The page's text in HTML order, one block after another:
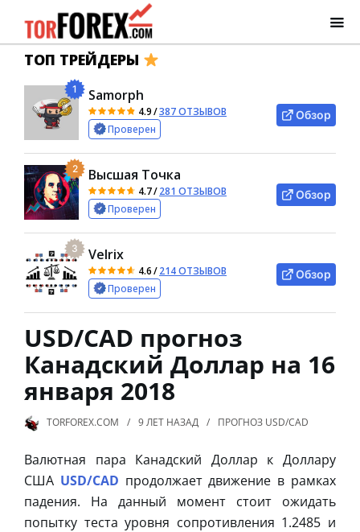
ТОП ТРЕЙДЕРЫ
1 Samorph
4.9/387 ОТЗЫВОВ
Проверен
Обзор
2 Высшая Точка
4.7/281 ОТЗЫВОВ
Проверен
Обзор
3 Velrix
4.6/214 ОТЗЫВОВ
Проверен
Обзор
USD/CAD прогноз
Канадский Доллар на 16
января 2018
TORFOREX.COM 9 ЛЕТ НАЗАД ПРОГНОЗ USD/CAD
Валютная пара Канадский Доллар к Доллару
США USD/CAD продолжает движение в рамках
падения. На данный момент стоит ожидать
попытку теста уровня сопротивления 1.2485 и